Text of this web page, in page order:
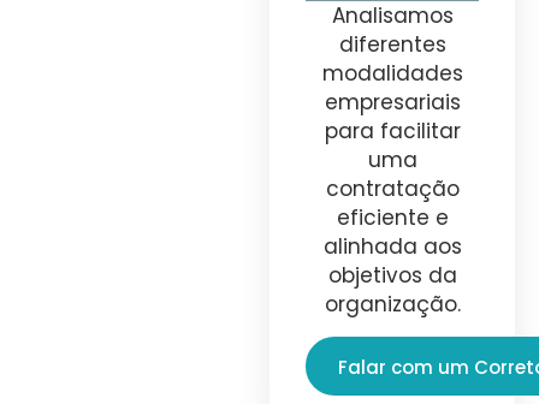
Analisamos
diferentes
modalidades
empresariais
para facilitar
uma
contratação
eficiente e
alinhada aos
objetivos da
organização.
Falar com um